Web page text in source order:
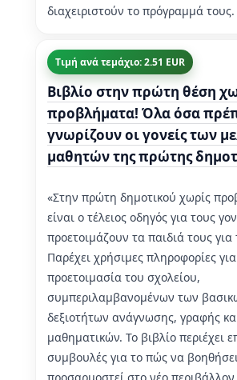
διαχειριστούν το πρόγραμμά τους.
Τιμή ανά τεμάχιο: 2.51 EUR
Βιβλίο στην πρώτη θέση
προβλήματα! Όλα όσα
γνωρίζουν οι γονείς των
μαθητών της πρώτης
«Στην πρώτη δημοτικού χωρίς
είναι ο τέλειος οδηγός για τους
προετοιμάζουν τα παιδιά τους για
Παρέχει χρήσιμες πληροφορίες
προετοιμασία του σχολείου,
συμπεριλαμβανομένων των
δεξιοτήτων ανάγνωσης, γραφής
μαθηματικών. Το βιβλίο περιέχει
συμβουλές για το πώς να